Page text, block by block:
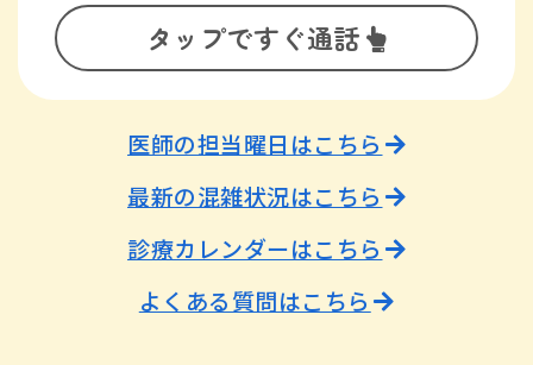
タップですぐ通話
医師の担当曜日はこちら
最新の混雑状況はこちら
診療カレンダーはこちら
よくある質問はこちら